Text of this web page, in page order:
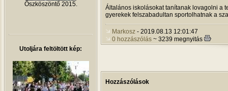
Őszköszöntő 2015.
Utoljára feltöltött kép:
Általános iskolásokat tanítanak lovagolni a
gyerekek felszabadultan sportolhatnak a
Markosz - 2019.08.13 12:01:47
0 hozzászólás ~ 3239 megnyitás
Hozzászólások